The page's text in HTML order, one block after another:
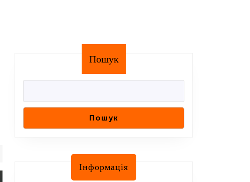
Пошук
Пошук
Інформація